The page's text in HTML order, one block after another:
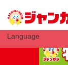
Language